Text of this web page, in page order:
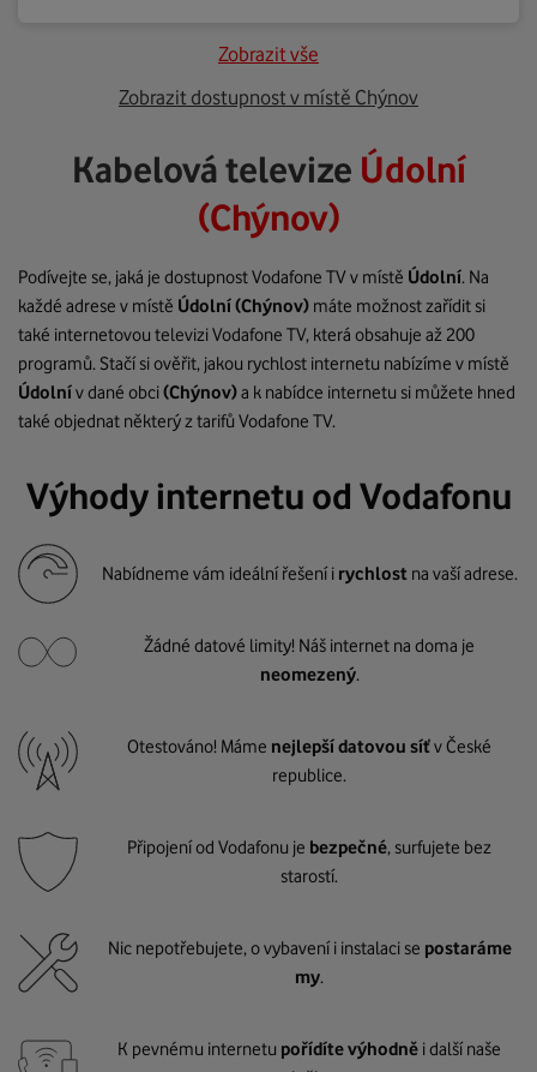
Zobrazit vše
Zobrazit dostupnost v místě Chýnov
Kabelová televize Údolní
(Chýnov)
Podívejte se, jaká je dostupnost Vodafone TV v místě Údolní. Na
každé adrese v místě Údolní(Chýnov) máte možnost zařídit si
také internetovou televizi Vodafone TV, která obsahuje až 200
programů. Stačí si ověřit, jakou rychlost internetu nabízíme v místě
Údolnív dané obci(Chýnov)a k nabídce internetu si můžete hned
také objednat některý z tarifů Vodafone TV.
Výhody internetu od Vodafonu
Nabídneme vám ideální řešení i rychlost na vaší adrese.
Žádné datové limity! Náš internet na doma je
neomezený.
Otestováno! Máme nejlepší datovou síťv České
republice.
Připojení od Vodafonu je bezpečné, surfujete bez
starostí.
Nic nepotřebujete, o vybavení i instalaci se postaráme
my.
K pevnému internetu pořídíte výhodně i další naše